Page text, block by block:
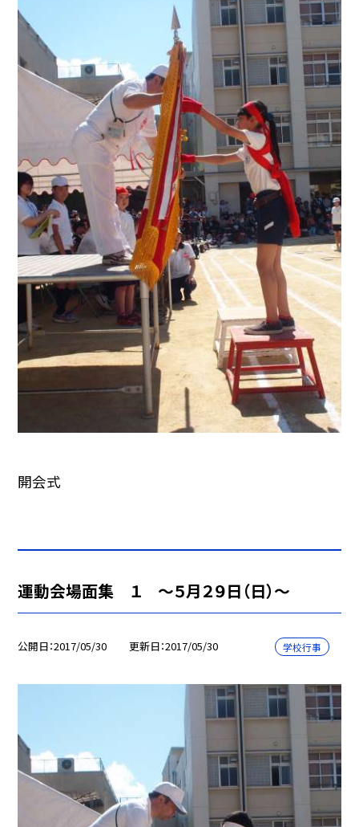
開会式
運動会場面集 １ 〜５月２９日（日）〜
公開日 2017/05/30 更新日 2017/05/30 学校行事